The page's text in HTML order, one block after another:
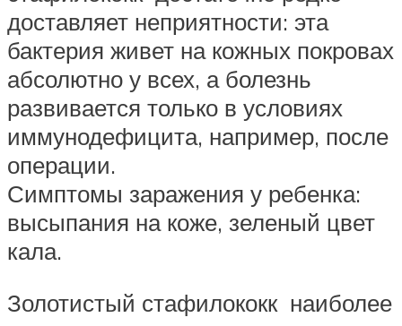
доставляет неприятности: эта
бактерия живет на кожных покровах
абсолютно у всех, а болезнь
развивается только в условиях
иммунодефицита, например, после
операции.
Симптомы заражения у ребенка:
высыпания на коже, зеленый цвет
кала.
Золотистый стафилококк наиболее